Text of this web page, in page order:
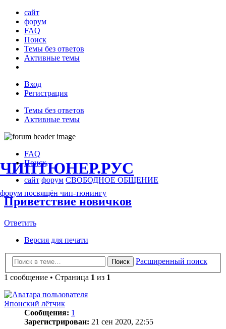
сайт
форум
FAQ
Поиск
Темы без ответов
Активные темы
Вход
Регистрация
Темы без ответов
Активные темы
ЧИПТЮНЕР.РУС
форум посвящён чип-тюнингу
FAQ
Поиск
сайт форум СВОБОДНОЕ ОБЩЕНИЕ
Приветствие новичков
Ответить
Версия для печати
Поиск
Расширенный поиск
1 сообщение • Страница 1 из 1
Японский лётчик
Сообщения: 1
Зарегистрирован: 21 сен 2020, 22:55